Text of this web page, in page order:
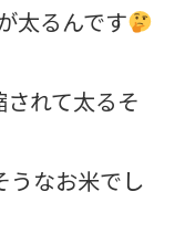
太るんです
れて太るそ
うなお米でし